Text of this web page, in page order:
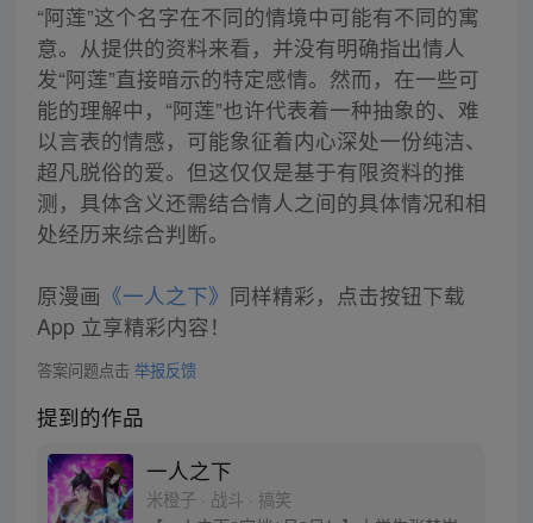
“阿莲”这个名字在不同的情境中可能有不同的寓
意。从提供的资料来看，并没有明确指出情人
发“阿莲”直接暗示的特定感情。然而，在一些可
能的理解中，“阿莲”也许代表着一种抽象的、难
以言表的情感，可能象征着内心深处一份纯洁、
超凡脱俗的爱。但这仅仅是基于有限资料的推
测，具体含义还需结合情人之间的具体情况和相
处经历来综合判断。
原漫画 《一人之下》 同样精彩，点击按钮下载
App 立享精彩内容！
答案问题点击 举报反馈
提到的作品
一人之下
米橙子 · 战斗 · 搞笑